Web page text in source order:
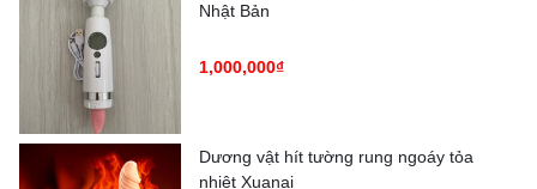
Nhật Bản
1,000,000₫
Dương vật hít tường rung ngoáy tỏa
nhiệt Xuanai